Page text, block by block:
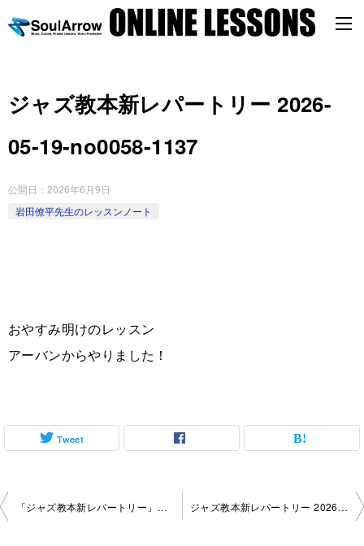
ジャズ教本新レパートリー 2026-
05-19-no0058-1137
公開日： 2026年6月9日
岩田僚平先生のレッスンノート
おやすみ明けのレッスン
アーバンからやりました！
Tweet
投
「ジャズ教本新レパートリー」オンラインレッスン 2025-12-30-no0058-1137 ジャズ教本新レパートリー 2026-05-28-no0058-1137